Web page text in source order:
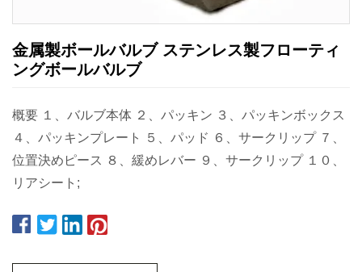
金属製ボールバルブ ステンレス製フローティ
ングボールバルブ
概要 １、バルブ本体 ２、パッキン ３、パッキンボックス
４、パッキンプレート ５、パッド ６、サークリップ ７、
位置決めピース ８、緩めレバー ９、サークリップ １０、
リアシート;